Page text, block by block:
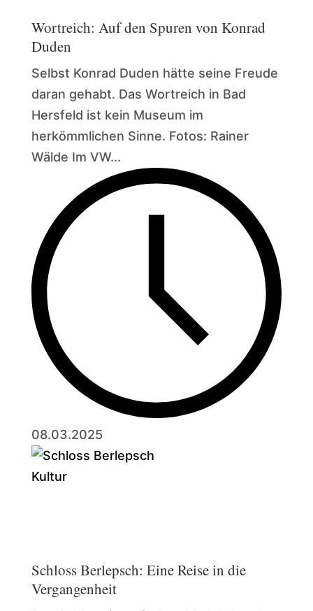
Wortreich: Auf den Spuren von Konrad
Duden
Selbst Konrad Duden hätte seine Freude
daran gehabt. Das Wortreich in Bad
Hersfeld ist kein Museum im
herkömmlichen Sinne. Fotos: Rainer
Wälde Im VW...
08.03.2025
Kultur
Schloss Berlepsch: Eine Reise in die
Vergangenheit